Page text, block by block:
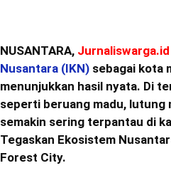
NUSANTARA, Jurnaliswarga.id
Nusantara (IKN) sebagai kota
menunjukkan hasil nyata. Di
seperti beruang madu, lutung
semakin sering terpantau di
Tegaskan Ekosistem
Forest City.